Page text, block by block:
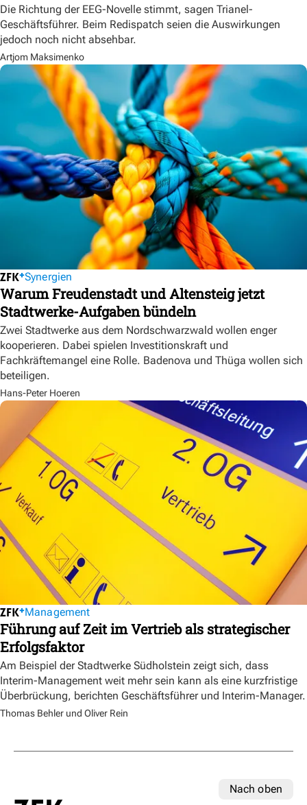
Die Richtung der EEG-Novelle stimmt, sagen Trianel-
Geschäftsführer. Beim Redispatch seien die Auswirkungen
jedoch noch nicht absehbar.
Artjom Maksimenko
Synergien
Warum Freudenstadt und Altensteig jetzt
Stadtwerke-Aufgaben bündeln
Zwei Stadtwerke aus dem Nordschwarzwald wollen enger
kooperieren. Dabei spielen Investitionskraft und
Fachkräftemangel eine Rolle. Badenova und Thüga wollen sich
beteiligen.
Hans-Peter Hoeren
Management
Führung auf Zeit im Vertrieb als strategischer
Erfolgsfaktor
Am Beispiel der Stadtwerke Südholstein zeigt sich, dass
Interim-Management weit mehr sein kann als eine kurzfristige
Überbrückung, berichten Geschäftsführer und Interim-Manager.
Thomas Behler und Oliver Rein
Nach oben